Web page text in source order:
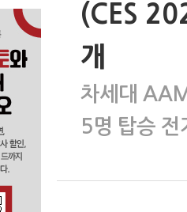
(CES
개
차세대
5명 탑승 전